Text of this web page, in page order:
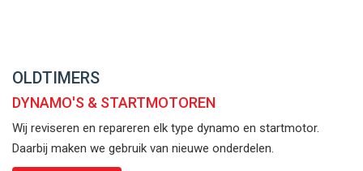
OLDTIMERS
DYNAMO'S & STARTMOTOREN
Wij reviseren en repareren elk type dynamo en startmotor.
Daarbij maken we gebruik van nieuwe onderdelen.